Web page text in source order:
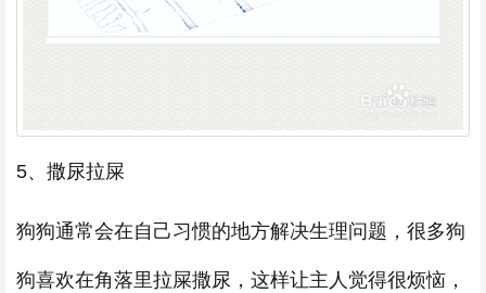
5、撒尿拉屎
狗狗通常会在自己习惯的地方解决生理问题，很多狗
狗喜欢在角落里拉屎撒尿，这样让主人觉得很烦恼，